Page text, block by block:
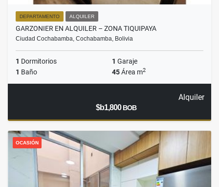
DEPARTAMENTO ALQUILER
GARZONIER EN ALQUILER – ZONA TIQUIPAYA
Ciudad Cochabamba, Cochabamba, Bolivia
1 Dormitorios 1 Garaje
1 Baño 45Área m2
Alquiler
$b1,800BOB
OCASIÓN